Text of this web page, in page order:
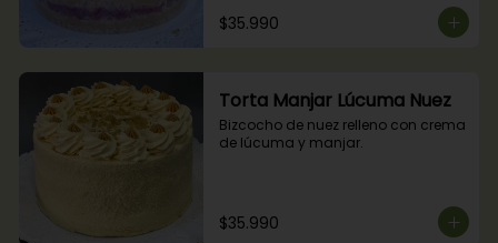
$35.990
Torta Manjar Lúcuma Nuez
Bizcocho de nuez relleno con crema
de lúcuma y manjar.
$35.990